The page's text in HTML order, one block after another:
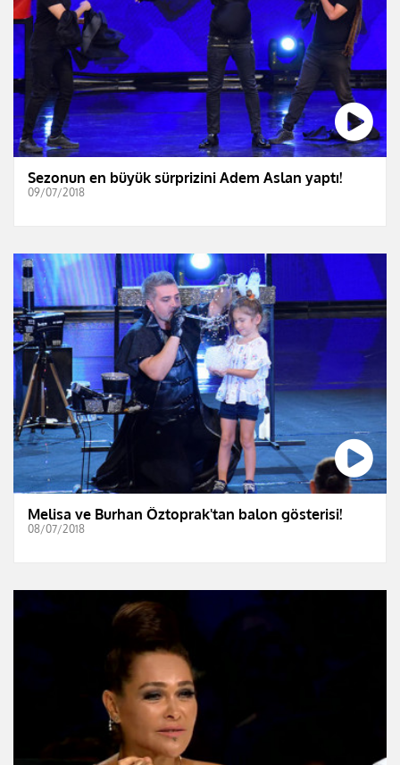
Sezonun en büyük sürprizini Adem Aslan yaptı!
09/07/2018
Melisa ve Burhan Öztoprak'tan balon gösterisi!
08/07/2018